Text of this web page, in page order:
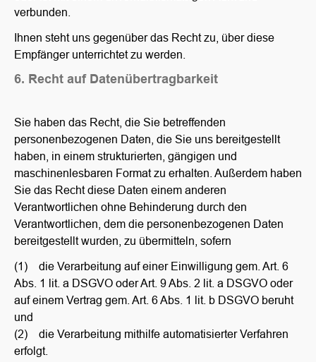
verbunden.
Ihnen steht uns gegenüber das Recht zu, über diese
Empfänger unterrichtet zu werden.
6. Recht auf Datenübertragbarkeit
Sie haben das Recht, die Sie betreffenden
personenbezogenen Daten, die Sie uns bereitgestellt
haben, in einem strukturierten, gängigen und
maschinenlesbaren Format zu erhalten. Außerdem haben
Sie das Recht diese Daten einem anderen
Verantwortlichen ohne Behinderung durch den
Verantwortlichen, dem die personenbezogenen Daten
bereitgestellt wurden, zu übermitteln, sofern
(1) die Verarbeitung auf einer Einwilligung gem. Art. 6
Abs. 1 lit. a DSGVO oder Art. 9 Abs. 2 lit. a DSGVO oder
auf einem Vertrag gem. Art. 6 Abs. 1 lit. b DSGVO beruht
und
(2) die Verarbeitung mithilfe automatisierter Verfahren
erfolgt.